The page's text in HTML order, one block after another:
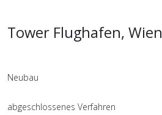
Tower Flughafen, Wien
Neubau
abgeschlossenes Verfahren